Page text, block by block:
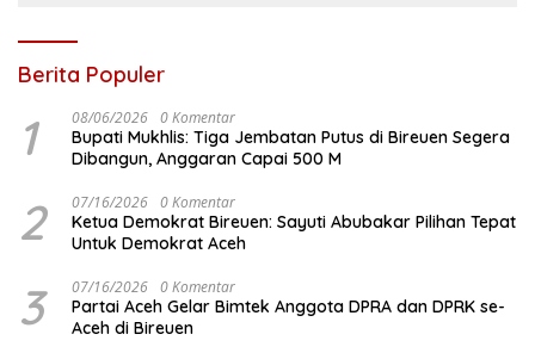
Berita Populer
1 08/06/2026 0 Komentar
Bupati Mukhlis: Tiga Jembatan Putus di Bireuen Segera
Dibangun, Anggaran Capai 500 M
2 07/16/2026 0 Komentar
Ketua Demokrat Bireuen: Sayuti Abubakar Pilihan Tepat
Untuk Demokrat Aceh
3 07/16/2026 0 Komentar
Partai Aceh Gelar Bimtek Anggota DPRA dan DPRK se-
Aceh di Bireuen